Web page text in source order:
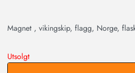
Magnet , vikingskip, flagg, Norge,
Utsolgt